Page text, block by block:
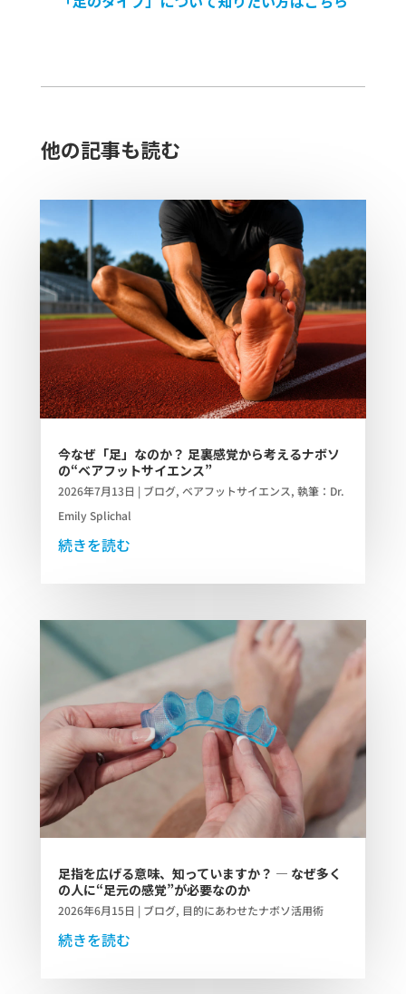
他の記事も読む​
今なぜ「足」なのか？ 足裏感覚から考えるナボソ
の“ベアフットサイエンス”
2026年7月13日 | ブログ, ベアフットサイエンス, 執筆：Dr.
Emily Splichal
続きを読む
足指を広げる意味、知っていますか？ ― なぜ多く
の人に“足元の感覚”が必要なのか
2026年6月15日 | ブログ, 目的にあわせたナボソ活用術
続きを読む